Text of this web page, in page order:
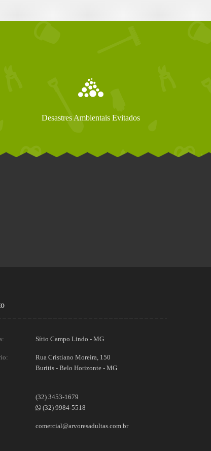
Desastres Ambientais Evitados
Sítio Campo Lindo - MG
Rua Cristiano Moreira, 150
Buritis - Belo Horizonte - MG
(32) 3453-1679
(32) 9984-5518
comercial@arvoresadultas.com.br